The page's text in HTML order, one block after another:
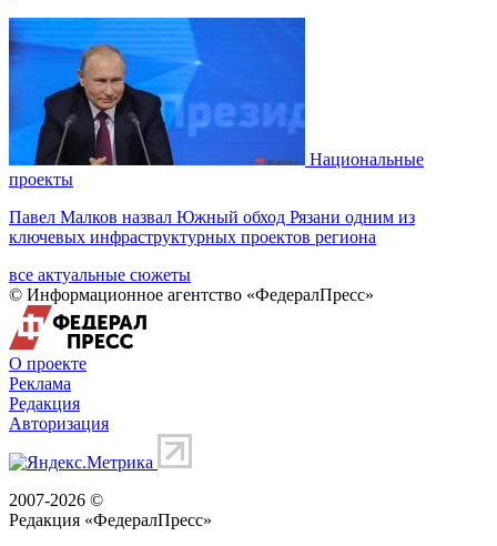
Национальные
проекты
Павел Малков назвал Южный обход Рязани одним из
ключевых инфраструктурных проектов региона
все актуальные сюжеты
© Информационное агентство «ФедералПресс»
О проекте
Реклама
Редакция
Авторизация
2007-2026 ©
Редакция «ФедералПресс»